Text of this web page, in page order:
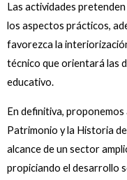
Las actividades
los aspectos prácticos,
favorezca la
técnico que orientará las
educativo.
En definitiva,
Patrimonio y la Historia
alcance de un sector
propiciando el desarrollo